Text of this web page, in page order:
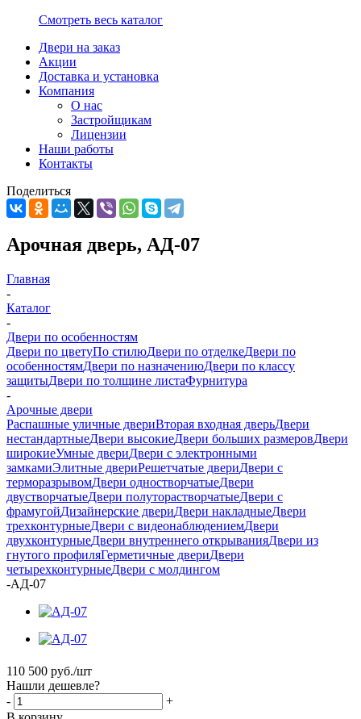
Смотреть весь каталог
Двери на заказ
Акции
Доставка и установка
Компания
О нас
Застройщикам
Лицензии
Наши работы
Контакты
Поделиться
Арочная дверь, АД-07
Главная
-
Каталог
-
Двери по особенностям
Двери по цветуПо стилюДвери по отделкеДвери по
особенностямДвери по назначениюДвери по классу
защитыДвери по толщине листаФурнитура
-
Арочные двери
Распашные уличные двериВторая входная дверьДвери
нестандартныеДвери высокиеДвери больших размеровДвери
широкиеУмные двериДвери с электронными
замкамиЭлитные двериРешетчатые двериДвери с
терморазрывомДвери одностворчатыеДвери
двустворчатыеДвери полуторастворчатыеДвери с
фрамугойДизайнерские двериДвери накладныеДвери
трехконтурныеДвери с видеонаблюдениемДвери
двухконтурныеДвери внутреннего открыванияДвери из
гнутого профиляГерметичные двериДвери
четырехконтурныеДвери с молдингом
-АД-07
110 500 руб./шт
Нашли дешевле?
-
+